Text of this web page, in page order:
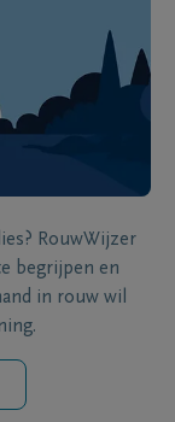
RouwWijzer
begrijpen en
in rouw wil